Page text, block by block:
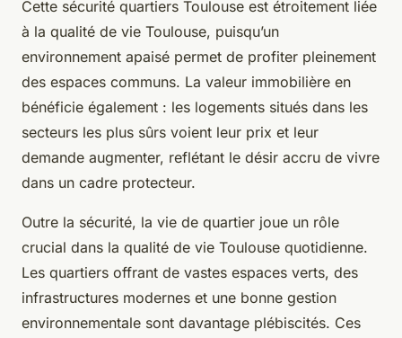
Cette sécurité quartiers Toulouse est étroitement liée
à la qualité de vie Toulouse, puisqu’un
environnement apaisé permet de profiter pleinement
des espaces communs. La valeur immobilière en
bénéficie également : les logements situés dans les
secteurs les plus sûrs voient leur prix et leur
demande augmenter, reflétant le désir accru de vivre
dans un cadre protecteur.
Outre la sécurité, la vie de quartier joue un rôle
crucial dans la qualité de vie Toulouse quotidienne.
Les quartiers offrant de vastes espaces verts, des
infrastructures modernes et une bonne gestion
environnementale sont davantage plébiscités. Ces